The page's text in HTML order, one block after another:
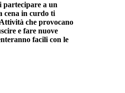
partecipare a un
cena in curdo ti
che provocano
e fare nuove
facili con le